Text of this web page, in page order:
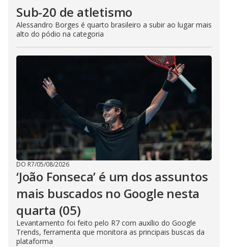
Sub-20 de atletismo
Alessandro Borges é quarto brasileiro a subir ao lugar mais
alto do pódio na categoria
DO R7/05/08/2026
‘João Fonseca’ é um dos assuntos
mais buscados no Google nesta
quarta (05)
Levantamento foi feito pelo R7 com auxílio do Google
Trends, ferramenta que monitora as principais buscas da
plataforma